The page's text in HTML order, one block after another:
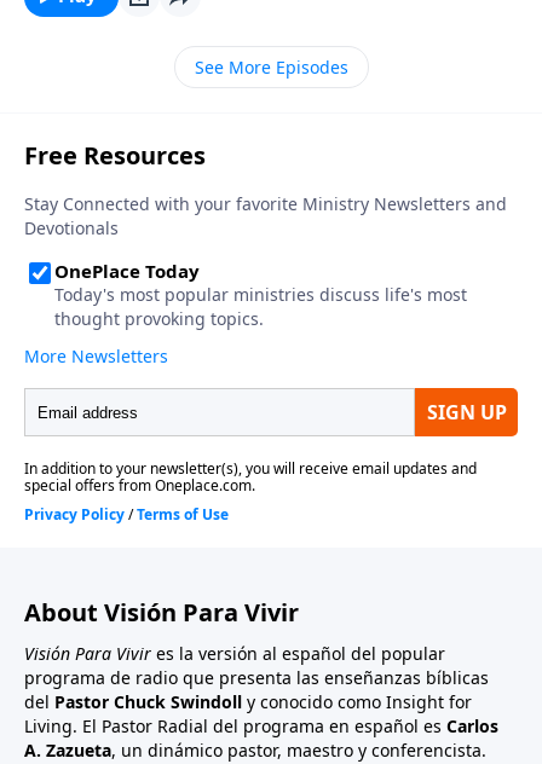
correcto que nunca antes ha habido una sociedad
con más estrés y ansiedad que la nuestra. Para
muchos, aquel estilo de vida en el campo, donde las
diferentes, que vive de cenas instantáneas, peleas a
gritos, reacciones con muchas tensiones, poco
dormir y demasiada televisión. Sume a los reveses
trabajo), los fracasos académicos, las cartas sin
respuesta, la obesidad, la soledad, el sonar del
materialismo, el alcoholismo, el uso de drogas y
calmantes, y la muerte abrupta de alguien; y después
reste el apoyo de la unidad familiar dividida por
docenas de opiniones, multiplicadas por 365 días del
año y tendrá la receta para la locura. La ansiedad se
ha convertido en un estilo de vida; es la regla en lugar
See More Episodes
About Visión Para Vivir
Visión Para Vivir es la versión al español del popular
programa de radio que presenta las enseñanzas bíblicas
del Pastor Chuck Swindoll y conocido como Insight for
Living. El Pastor Radial del programa en español es Carlos
A. Zazueta, un dinámico pastor, maestro y conferencista.